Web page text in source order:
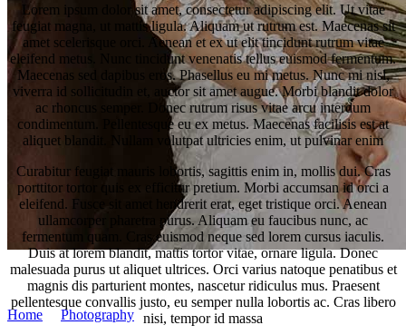
Säby Loge & Magasin
Home Photography /Best Invitation
Lorem ipsum dolor sit amet, consectetur adipiscing elit. Ut vitae
feugiat magna, ut mattis ligula. Aliquam ut rutrum est. Maecenas sit
amet scelerisque orci. Aenean et ex ut elit tincidunt rutrum vitae
eleifend metus. Nunc tincidunt venenatis tellus euismod fermentum.
Maecenas sed dapibus eros. Phasellus eu mi metus. Nunc mi nisl,
viverra id sollicitudin et, auctor sit amet augue. Morbi blandit dolor
ac rhoncus semper. Donec rutrum risus vitae arcu interdum
condimentum. Pellentesque eu ex metus. Maecenas facilisis est at
aliquet blandit. Nullam volutpat ultricies enim, ut pulvinar enim
Curabitur feugiat mauris lobortis, sagittis enim in, mollis dui. Cras
porttitor tortor quis ex efficitur pretium. Morbi accumsan id orci a
eleifend. Fusce sit amet hendrerit erat, eget tristique orci. Aenean
ullamcorper pharetra purus. Aliquam eu faucibus nunc, ac
fermentum quam. Cras euismod neque sed lorem cursus iaculis.
Duis at lorem blandit, mattis tortor vitae, ornare ligula. Donec
malesuada purus ut aliquet ultrices. Orci varius natoque penatibus et
magnis dis parturient montes, nascetur ridiculus mus. Praesent
pellentesque convallis justo, eu semper nulla lobortis ac. Cras libero
nisi, tempor id massa